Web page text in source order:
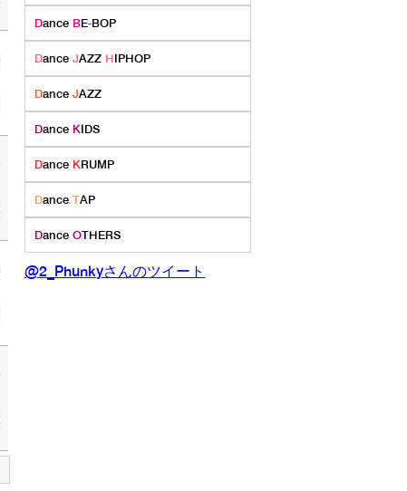
Dance BE-BOP
Dance JAZZ HIPHOP
Dance JAZZ
Dance KIDS
Dance KRUMP
Dance TAP
Dance OTHERS
@2_Phunkyさんのツイート